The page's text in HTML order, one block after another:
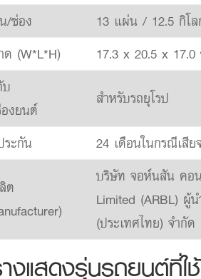
/ช่อง
13 แผ่น / 12.5 กิโล
ด (W*L*H)
17.3 x 20.5 x
องยนต์
สำหรับรถยุโรป
ะกัน
24 เดือนในกรณีเสีย
ต
บริษัท จอห์นสัน คอน
Limited (ARBL) ผู้
(ประเทศไทย) จำกัด
งแสดงรุ่นรถยนต์ที่